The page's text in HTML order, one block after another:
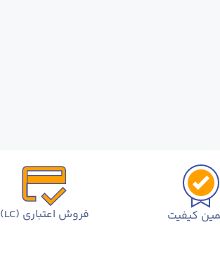
کیفیت فروش اعتباری (LC)